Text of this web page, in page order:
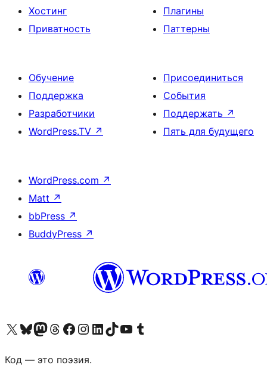
Хостинг
Приватность
Плагины
Паттерны
Обучение
Поддержка
Разработчики
WordPress.TV ↗
Присоединиться
События
Поддержать ↗
Пять для будущего
WordPress.com ↗
Matt ↗
bbPress ↗
BuddyPress ↗
Посетите нас в X (ранее Twitter)
Посетите нашу учётную запись в Bluesky
Посетите нашу ленту в Mastodon
Посетите нашу учётную запись в Threads
Посетите нашу страницу на Facebook
Посетите наш Instagram
Посетите нашу страницу в LinkedIn
Посетите нашу учётную запись в TikTok
Посетите наш канал YouTube
Посетите нашу учётную запись в Tumblr
Код — это поэзия.